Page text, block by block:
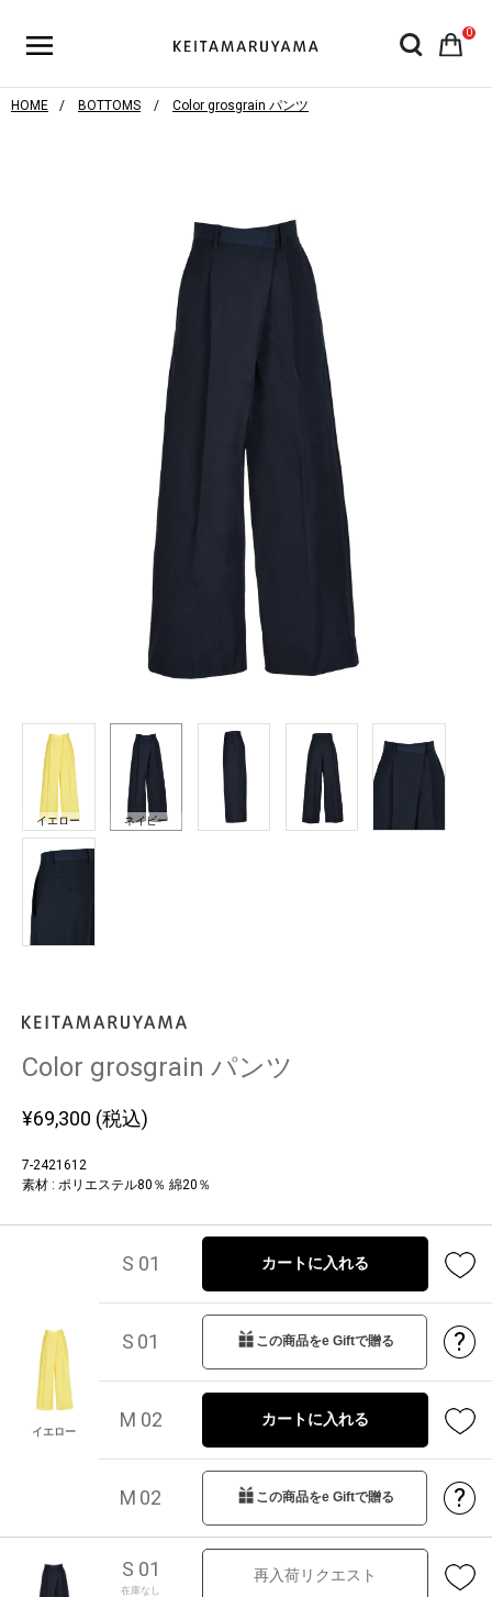
0
HOME BOTTOMS Color grosgrain パンツ
イエロー ネイビー
Color grosgrain パンツ
¥69,300 (税込)
7-2421612
素材 : ポリエステル80％ 綿20％
イエロー
S 01 カートに入れる
S 01 この商品をe Giftで贈る ?
M 02 カートに入れる
M 02 この商品をe Giftで贈る ?
S 01
在庫なし
再入荷リクエスト